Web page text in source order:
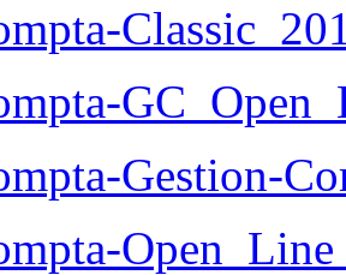
Gestion-